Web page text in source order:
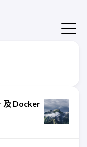
及 Docker